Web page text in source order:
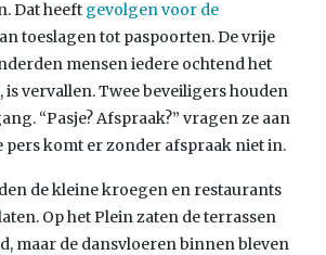
Dat heeft gevolgen voor de
toeslagen tot paspoorten. De vrije
mensen iedere ochtend het
is vervallen. Twee beveiligers houden
“Pasje? Afspraak?” vragen ze aan
pers komt er zonder afspraak niet in.
de kleine kroegen en restaurants
Op het Plein zaten de terrassen
maar de dansvloeren binnen bleven